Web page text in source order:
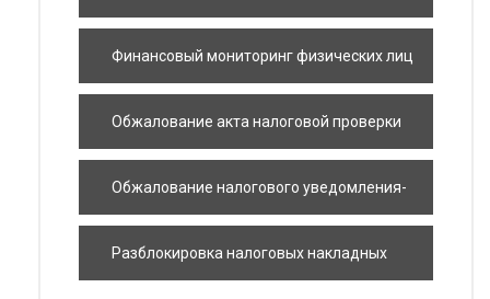
Финансовый мониторинг физических лиц
Обжалование акта налоговой проверки
Обжалование налогового уведомления-
решения
Разблокировка налоговых накладных